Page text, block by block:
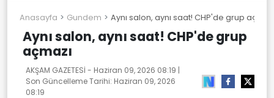
Anasayfa Gundem Aynı salon, aynı saat! CHP'de grup
Aynı salon, aynı saat! CHP'de grup
açmazı
AKŞAM GAZETESİ - Haziran 09, 2026 08:19 |
Son Güncelleme Tarihi: Haziran 09, 2026
08:19